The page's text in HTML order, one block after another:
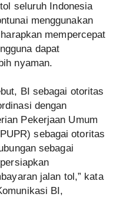
seluruh Indonesia
menggunakan
mempercepat
dapat
nyaman.
BI sebagai otoritas
dengan
Pekerjaan Umum
sebagai otoritas
sebagai
jalan tol,” kata
BI,